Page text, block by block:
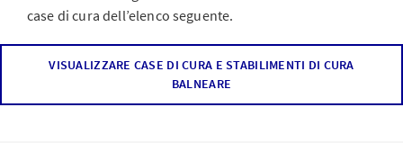
Se prevedete una degenza in una casa del parto, vi
preghiamo di mettervi in contatto con noi.
Gli ospedali non menzionati nella lista e i loro reparti
case di cura dell’elenco seguente.
Ci assumiamo i costi previsti dalle vigenti Condizioni
Generali di Assicurazione (CGA) e dalle Condizioni
Complementari (CC) dei seguenti prodotti per una cura
VISUALIZZARE CASE DI CURA E STABILIMENTI DI CURA
BALNEARE